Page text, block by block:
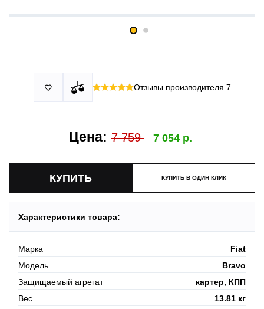
Принимаем все виды оплаты в том числе переводы и СПБ.
По России: оплата производится до момента отгрузки в ТК.
У нас 2 установочных центра:г. Москва, ул. Привольная д 2,
скидка 25%
 Отзывы производителя 7
Цена: 7 759 7 054
КУПИТЬ В ОДИН КЛИК
Характеристики товара:
Марка
Fiat
Модель
Bravo
Защищаемый агрегат
картер, КПП
Вес
13.81 кг